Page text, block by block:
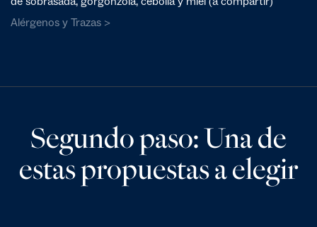
Alérgenos y Trazas >
Segundo paso: Una de
estas propuestas a elegir